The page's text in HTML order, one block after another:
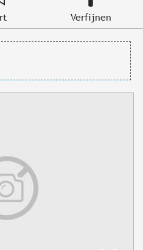
Verfijnen